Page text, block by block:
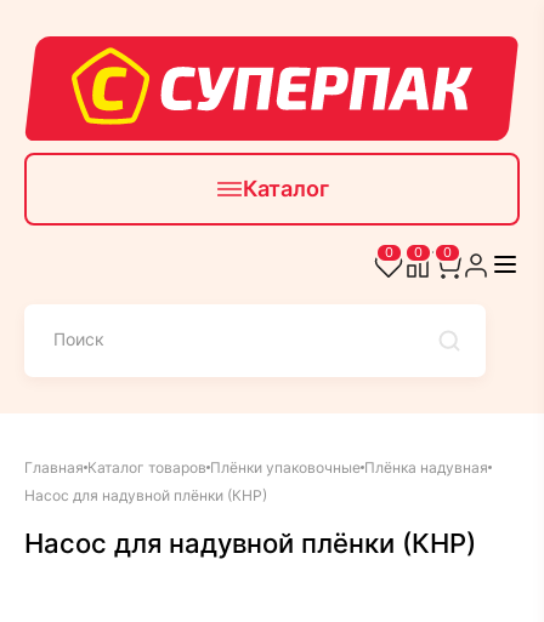
Каталог
0 0 0
Главная Каталог товаров Плёнки упаковочные Плёнка надувная
Насос для надувной плёнки (КНР)
Насос для надувной плёнки (КНР)